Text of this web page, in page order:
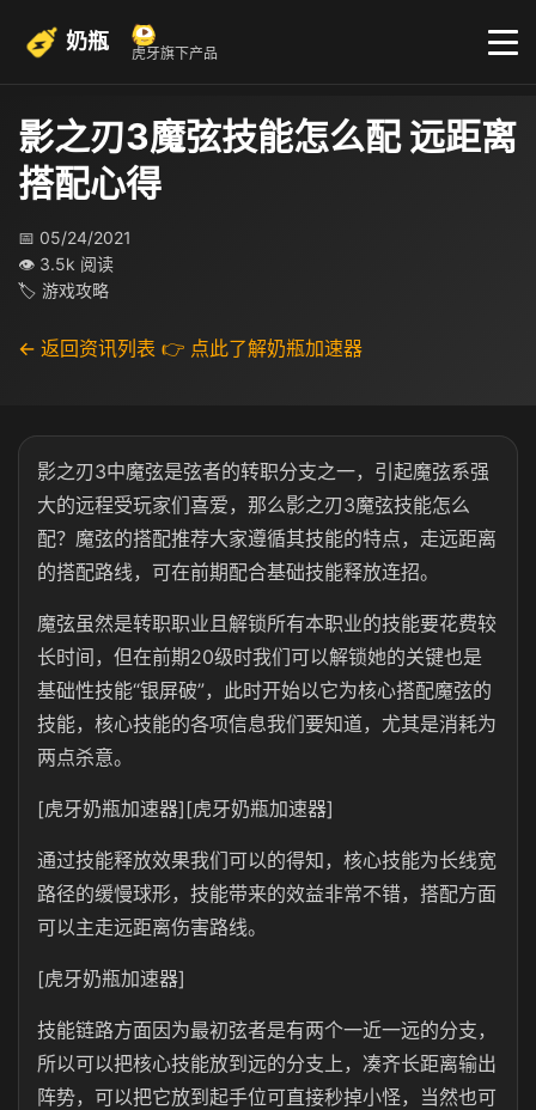
奶瓶 虎牙旗下产品
影之刃3魔弦技能怎么配 远距离
搭配心得
📅 05/24/2021
👁 3.5k 阅读
🏷 游戏攻略
← 返回资讯列表 👉 点此了解奶瓶加速器
影之刃3中魔弦是弦者的转职分支之一，引起魔弦系强
大的远程受玩家们喜爱，那么影之刃3魔弦技能怎么
配？魔弦的搭配推荐大家遵循其技能的特点，走远距离
的搭配路线，可在前期配合基础技能释放连招。
魔弦虽然是转职职业且解锁所有本职业的技能要花费较
长时间，但在前期20级时我们可以解锁她的关键也是
基础性技能“银屏破”，此时开始以它为核心搭配魔弦的
技能，核心技能的各项信息我们要知道，尤其是消耗为
两点杀意。
[虎牙奶瓶加速器][虎牙奶瓶加速器]
通过技能释放效果我们可以的得知，核心技能为长线宽
路径的缓慢球形，技能带来的效益非常不错，搭配方面
可以主走远距离伤害路线。
[虎牙奶瓶加速器]
技能链路方面因为最初弦者是有两个一近一远的分支，
所以可以把核心技能放到远的分支上，凑齐长距离输出
阵势，可以把它放到起手位可直接秒掉小怪，当然也可